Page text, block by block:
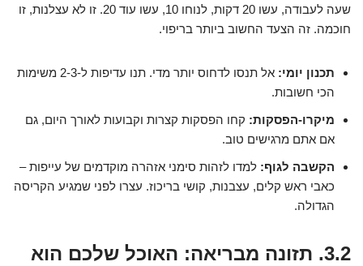
שעה לעבודה, עשו 20 דקות, לנוחו 10, עשו עוד 20. זו לא עצלנות, זו
חוכמה. זה הצעד החשוב ביותר בריפוי.
תכנון יומי:
אל תנסו לדחוס יותר מדי. תנו עדיפות ל-2-3 משימות
הכי חשובות.
מיקרו-הפסקות: קחו הפסקות קצרות וקבועות לאורך היום, גם
אם אתם מרגישים טוב.
הקשבה לגוף: למדו לזהות סימני אזהרה מוקדמים של עייפות –
כאבי ראש קלים, עצבנות, קושי בריכוז. עצרו לפני שמגיע הקריסה
הגדולה.
3.2. תזונה מבריאה: האוכל שלכם הוא